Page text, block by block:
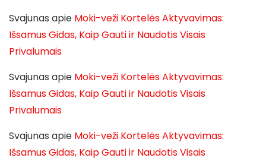
Svajunas apie Moki-veži Kortelės Aktyvavimas:
Išsamus Gidas, Kaip Gauti ir Naudotis Visais
Privalumais
Svajunas apie Moki-veži Kortelės Aktyvavimas:
Išsamus Gidas, Kaip Gauti ir Naudotis Visais
Privalumais
Svajunas apie Moki-veži Kortelės Aktyvavimas:
Išsamus Gidas, Kaip Gauti ir Naudotis Visais